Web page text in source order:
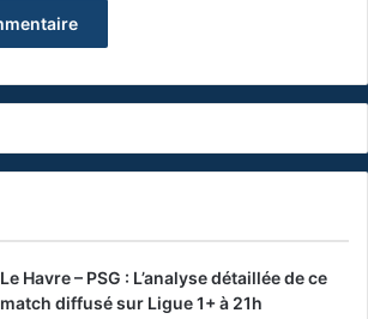
Le Havre – PSG : L’analyse détaillée de ce
match diffusé sur Ligue 1+ à 21h